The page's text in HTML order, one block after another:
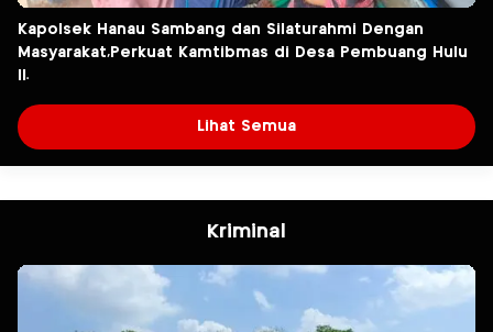
Kapolsek Hanau Sambang dan Silaturahmi Dengan
Masyarakat,Perkuat Kamtibmas di Desa Pembuang Hulu
ll.
Lihat Semua
Kriminal